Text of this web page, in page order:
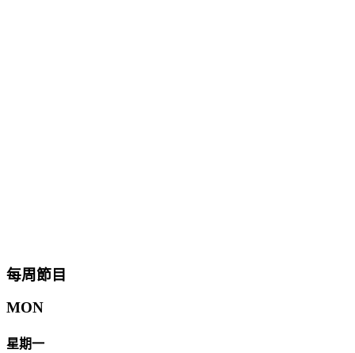
每周節目
MON
星期一